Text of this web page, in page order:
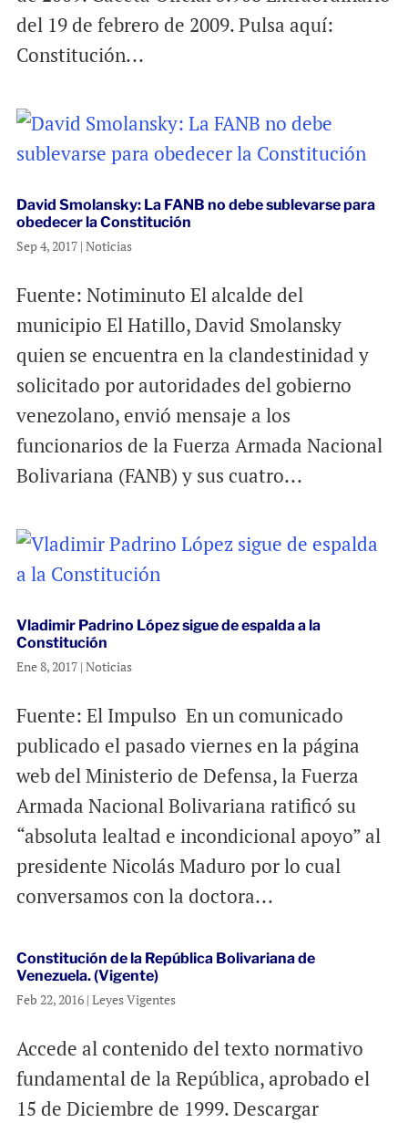
del 19 de febrero de 2009. Pulsa aquí:
Constitución...
David Smolansky: La FANB no debe sublevarse para
obedecer la Constitución
Sep 4, 2017| Noticias
Fuente: Notiminuto El alcalde del
municipio El Hatillo, David Smolansky
quien se encuentra en la clandestinidad y
solicitado por autoridades del gobierno
venezolano, envió mensaje a los
funcionarios de la Fuerza Armada Nacional
Bolivariana (FANB) y sus cuatro...
Vladimir Padrino López sigue de espalda a la
Constitución
Ene 8, 2017| Noticias
Fuente: El Impulso En un comunicado
publicado el pasado viernes en la página
web del Ministerio de Defensa, la Fuerza
Armada Nacional Bolivariana ratificó su
“absoluta lealtad e incondicional apoyo” al
presidente Nicolás Maduro por lo cual
conversamos con la doctora...
Constitución de la República Bolivariana de
Venezuela. (Vigente)
Feb 22, 2016| Leyes Vigentes
Accede al contenido del texto normativo
fundamental de la República, aprobado el
15 de Diciembre de 1999. Descargar